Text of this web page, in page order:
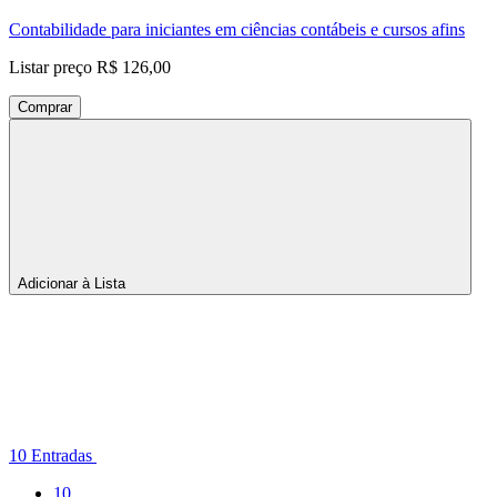
Contabilidade para iniciantes em ciências contábeis e cursos afins
Listar preço R$ 126,00
Comprar
Adicionar à Lista
10 Entradas
10Entradas